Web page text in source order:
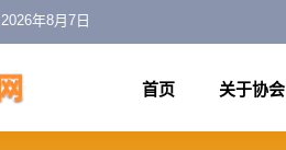
2026年8月7日
首页 关于协会